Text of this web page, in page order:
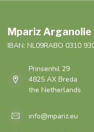
Mpariz Arganolie
IBAN: NL09RABO 0310
Prinsenhil 29
4825 AX Breda
the Netherlands
info@mpariz.eu